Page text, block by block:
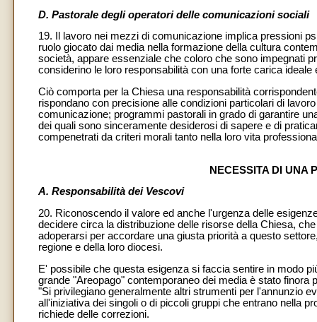
D. Pastorale degli operatori delle comunicazioni sociali
19. Il lavoro nei mezzi di comunicazione implica pressioni
ruolo giocato dai media nella formazione della cultura
società, appare essenziale che coloro che sono impegnati
considerino le loro responsabilità con una forte carica
Ciò comporta per la Chiesa una responsabilità
rispondano con precisione alle condizioni particolari di
comunicazione; programmi pastorali in grado di garantire
dei quali sono sinceramente desiderosi di sapere e di
compenetrati da criteri morali tanto nella loro vita
NECESSITA DI UNA
A. Responsabilità dei Vescovi
20. Riconoscendo il valore ed anche l'urgenza delle
decidere circa la distribuzione delle risorse della Chiesa,
adoperarsi per accordare una giusta priorità a questo
regione e della loro diocesi.
E' possibile che questa esigenza si faccia sentire in modo
grande "Areopago" contemporaneo dei media è stato
"Si privilegiano generalmente altri strumenti per l'annunzio
all'iniziativa dei singoli o di piccoli gruppi che entrano nella
richiede delle correzioni.